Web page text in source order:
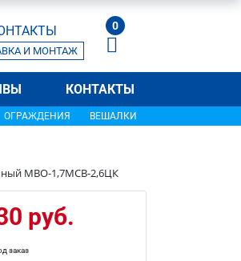
И МОНТАЖ
0
КОНТАКТЫ
ОГРАЖДЕНИЯ ВЕШАЛКИ
МВО-1,7МСВ-2,6ЦК
руб.
заказ